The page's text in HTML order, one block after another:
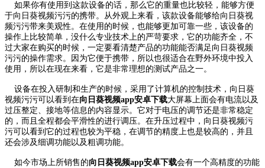
如果你有使用到这款设备的话，那么它的重量也比较轻，能够方便
于向日葵视频污污的携带。从外观上来看，该款设备能够给向日葵视
频污污带来美观性。在使用的时候，也能够更加可靠一些，该设备的
操作上比较简单，没什么专业技术上的严苛要求，它的功能齐全，不
过大家在购买的时候，一定要看清楚产品的功能能否满足向日葵视频
污污的操作需求。因为它便于携带，所以也很适合在野外环境中投入
使用，所以在现在来看，它是非常理想的测试产品之一。
设备在投入研制和生产的时候，采用了计算机的控制技术，向日葵
视频污污可以看到在向日葵视频app安卓下载大屏幕上面会有电流以及
过压整定、接地等信息的内容显示。它对于电压的调节还是非常稳定
的，而且全程都会平滑性的进行调压。在升压过程中，向日葵视频污
污可以看到它的过程也较为平稳，在调节的精度上也是较高的，并且
还会涉及细调功能以及粗调功能。
如今市场上所销售的向日葵视频app安卓下载会有一个高精度的功能